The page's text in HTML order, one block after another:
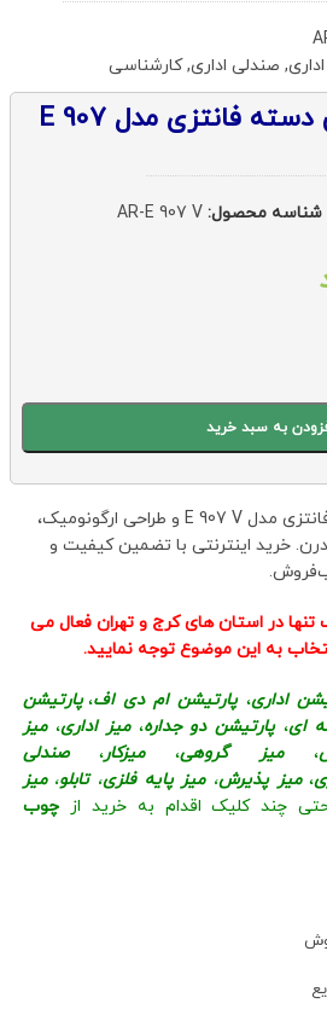
, صندلی اداری,کارشناسی
صندلی کارشناسی دسته فانتزی مدل E 907
شناسه محصول: AR-E 907 V
به سبد خرید
صندلی کارشناسی با دسته فانتزی مدل E 907 V و طراحی ارگونومیک،
خرید اینترنتی با تضمین کیفیت و
در استان های کرج و تهران فعال می
به این موضوع توجه نمایید.
اداری،پارتیشن ام دی اف،پارتیشن
ای، پارتیشن دو جداره،میز اداری،میز
،میز گروهی،میزکار،صندلی
،میز پذیرش،میز پایه فلزی،تابلو،میز
چند کلیک اقدام به خرید ازچوب